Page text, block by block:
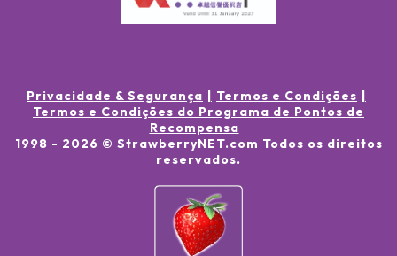
Privacidade & Segurança
Termos e Condições
Termos e Condições do Programa de Pontos de
Recompensa
1998 - 2026 © StrawberryNET.com Todos os direitos
reservados.